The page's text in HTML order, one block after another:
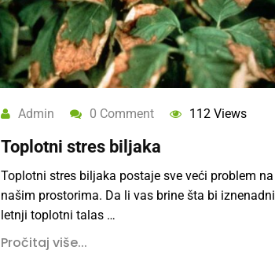
Admin 0 Comment 112 Views
Toplotni stres biljaka
Toplotni stres biljaka postaje sve veći problem na
našim prostorima. Da li vas brine šta bi iznenadni
letnji toplotni talas …
Pročitaj više...